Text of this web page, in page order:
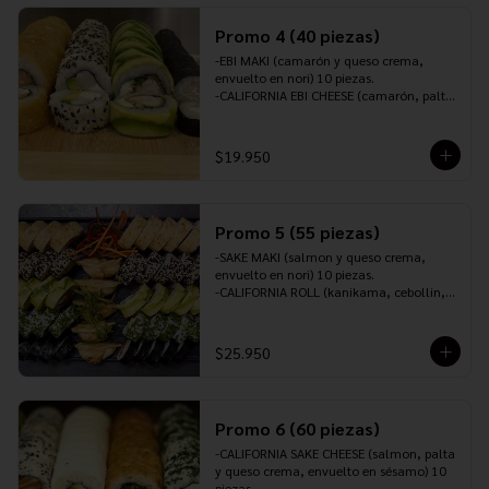
JENGIBRE Y 1 WASABI.
Promo 4 (40 piezas)
-EBI MAKI (camarón y queso crema,
envuelto en nori) 10 piezas.
-CALIFORNIA EBI CHEESE (camarón, palta
-TORI ROLL (pollo furai, queso crema y
cebollín, envuelto en palta) 10 piezas.
-INCLUYE: 3 PALITOS, 2 SOYA, 1 TERIYAKI,
1 JENGIBRE Y 1 WASABI.
$19.950
Promo 5 (55 piezas)
-SAKE MAKI (salmon y queso crema,
envuelto en nori) 10 piezas.
-CALIFORNIA ROLL (kanikama, cebollin,
-CALIFORNIA EBI CHEESE (camarón, palta
y queso crema, envuelto en ciboulette)
piezas.
-TORI PANKO (pollo teriyaki, queso
crema, cebollín, envuelto en panko o
tempura) 10 piezas.
$25.950
Promo 6 (60 piezas)
-CALIFORNIA SAKE CHEESE (salmon, palta
y queso crema, envuelto en sésamo) 10